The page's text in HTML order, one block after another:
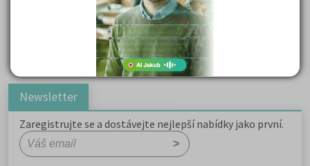
Karel Hynek Mácha: Máj
Karel Havlíček Borovský: Tyrolské elegie
Romain Rolland: Petr a Lucie
Newsletter
Zaregistrujte se a dostávejte nejlepší nabídky jako první.